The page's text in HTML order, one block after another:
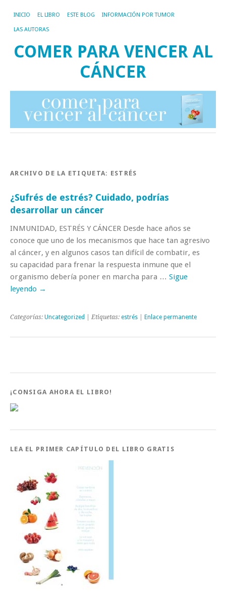
INICIO EL LIBRO ESTE BLOG INFORMACIÓN POR TUMOR
LAS AUTORAS
COMER PARA VENCER AL
CÁNCER
ARCHIVO DE LA ETIQUETA: ESTRÉS
¿Sufrés de estrés? Cuidado, podrías
desarrollar un cáncer
INMUNIDAD, ESTRÉS Y CÁNCER Desde hace años se
conoce que uno de los mecanismos que hace tan agresivo
al cáncer, y en algunos casos tan difícil de combatir, es
su capacidad para frenar la respuesta inmune que el
organismo debería poner en marcha para … Sigue
leyendo →
Categorías: Uncategorized | Etiquetas: estrés Enlace permanente
¡CONSIGA AHORA EL LIBRO!
LEA EL PRIMER CAPÍTULO DEL LIBRO GRATIS